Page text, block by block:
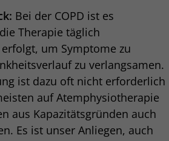
Bei der COPD ist es
Therapie täglich
um Symptome zu
zu verlangsamen.
ist dazu oft nicht erforderlich
auf Atemphysiotherapie
aus Kapazitätsgründen auch
Es ist unser Anliegen, auch